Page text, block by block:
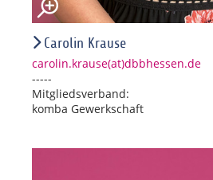
Carolin Krause
carolin.krause(at)dbbhessen.de
-----
Mitgliedsverband:
komba Gewerkschaft